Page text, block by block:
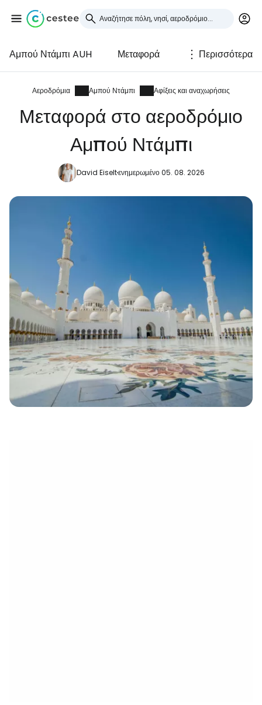
Αμπού Ντάμπι AUH Μεταφορά Περισσότερα
Αεροδρόμια Αμπού Ντάμπι Αφίξεις και αναχωρήσεις
Μεταφορά στο αεροδρόμιο
Αμπού Ντάμπι
David Eiseltενημερωμένο 05. 08. 2026
Συνδεθείτε στο Cestee
... η παγκόσμια ταξιδιωτική κοινότητα
Συνεχίστε με την Google
Συνεχίστε με το Facebook